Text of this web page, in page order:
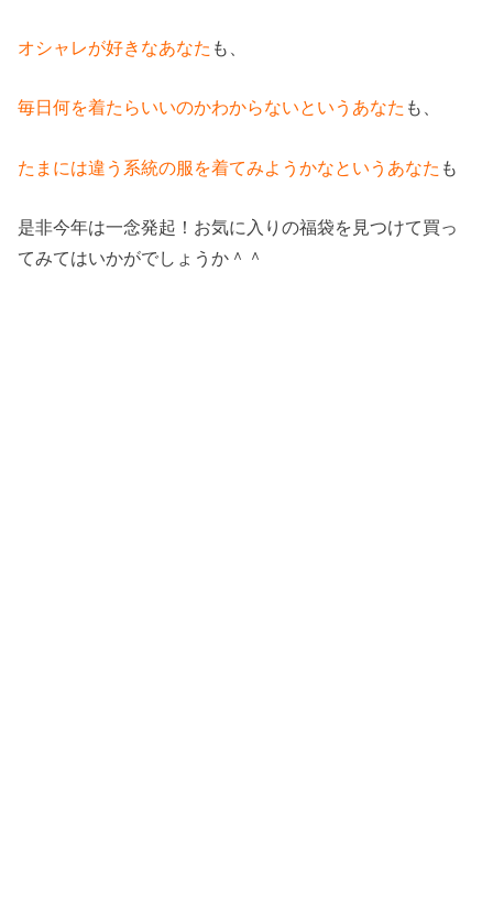
オシャレが好きなあなた も、
毎日何を着たらいいのかわからないというあなた も、
たまには違う系統の服を着てみようかなというあなた も
是非今年は一念発起！お気に入りの福袋を見つけて買っ
てみてはいかがでしょうか＾＾